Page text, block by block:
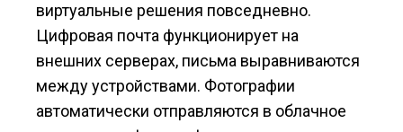
виртуальные решения повседневно.
Цифровая почта функционирует на
внешних серверах, письма выравниваются
между устройствами. Фотографии
автоматически отправляются в облачное